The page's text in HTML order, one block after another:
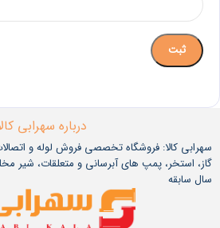
درباره سهرابی
سهرابی کالا: فروشگاه تخصصی فروش لوله و
سال سابقه